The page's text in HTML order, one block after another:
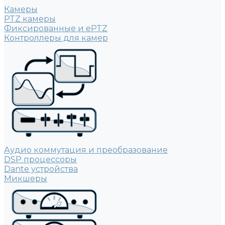
Камеры
PTZ камеры
Фиксированные и ePTZ
Контроллеры для камер
Аудио коммутация и преобразование
DSP процессоры
Dante устройства
Микшеры